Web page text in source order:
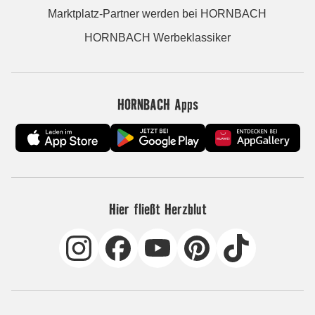
Marktplatz-Partner werden bei HORNBACH
HORNBACH Werbeklassiker
HORNBACH Apps
Hier fließt Herzblut